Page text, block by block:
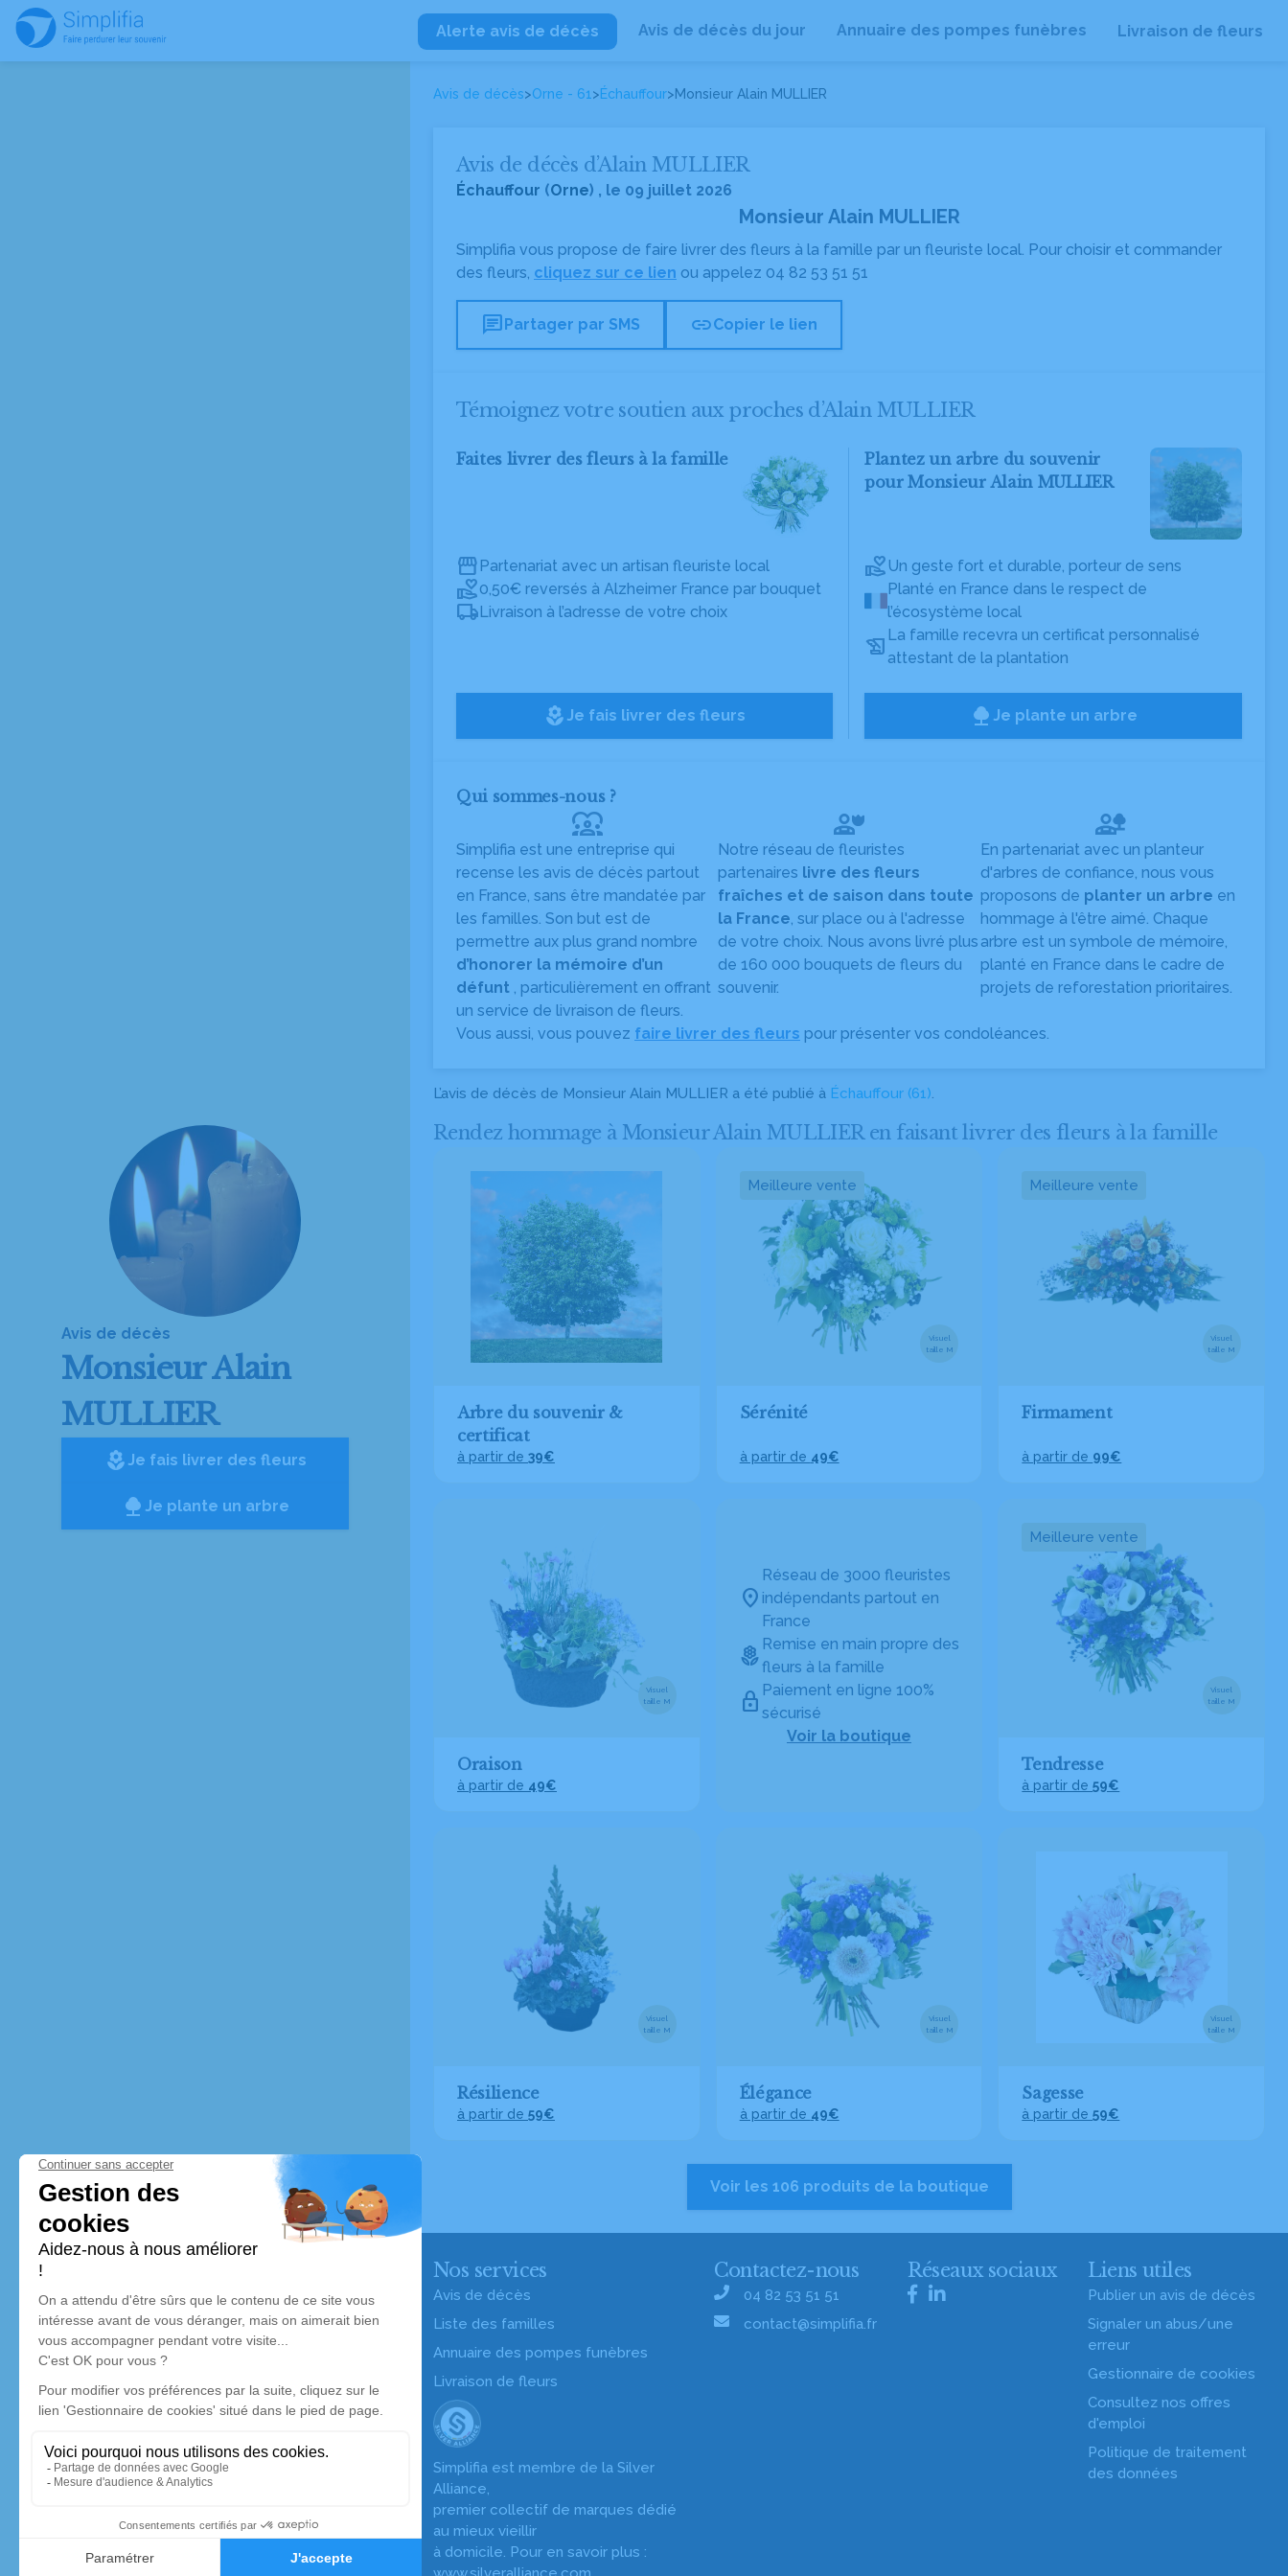
Alerte avis de décès Avis de décès du jour Annuaire des pompes funèbres Livraison de fleurs
Avis de décès
MonsieurAlain
MULLIER
local_florist Je fais livrer des fleurs
Je plante un arbre
Avis de décès>Orne - 61 >Échauffour>Monsieur Alain MULLIER
Avis de décès d’Alain MULLIER
Échauffour (Orne) , le 09 juillet 2026
Monsieur Alain MULLIER
Simplifia vous propose de faire livrer des fleurs à la famille par un fleuriste local. Pour choisir et commander
des fleurs, cliquez sur ce lien ou appelez 04 82 53 51 51
chatPartager par SMS linkCopier le lien
Témoignez votre soutien aux proches d’Alain MULLIER
Faites livrer des fleurs à la famille
Partenariat avec un artisan fleuriste local
0,50€ reversés à Alzheimer France par bouquet
Livraison à l’adresse de votre choix
local_florist Je fais livrer des fleurs
Plantez un arbre du souvenir
pour Monsieur Alain MULLIER
Un geste fort et durable, porteur de sens
Planté en France dans le respect de
l’écosystème local
La famille recevra un certificat personnalisé
attestant de la plantation
Je plante un arbre
Qui sommes-nous ?
diversity_1
Simplifia est une entreprise qui
recense les avis de décès partout
en France, sans être mandatée par
les familles. Son but est de
permettre aux plus grand nombre
d’honorer la mémoire d’un
défunt , particulièrement en offrant
un service de livraison de fleurs.
Notre réseau de fleuristes
partenaires livre des fleurs
fraîches et de saison dans toute
la France, sur place ou à l'adresse
de votre choix. Nous avons livré plus
de 160 000 bouquets de fleurs du
souvenir.
En partenariat avec un planteur
d'arbres de confiance, nous vous
proposons de planter un arbre en
hommage à l'être aimé. Chaque
arbre est un symbole de mémoire,
planté en France dans le cadre de
projets de reforestation prioritaires.
Vous aussi, vous pouvez faire livrer des fleurs pour présenter vos condoléances.
L’avis de décès de Monsieur Alain MULLIER a été publié à Échauffour (61).
Rendez hommage à Monsieur Alain MULLIER en faisant livrer des fleurs à la famille
Réseau de 3000 fleuristes
indépendants partout en
France
Remise en main propre des
fleurs à la famille
Paiement en ligne 100%
sécurisé
Voir la boutique
Arbre du souvenir &
certificat
à partir de 39€
Meilleure vente
Visuel
taille M
Sérénité
à partir de 49€
Meilleure vente
Visuel
taille M
Firmament
à partir de 99€
Visuel
taille M
Oraison
à partir de 49€
Meilleure vente
Visuel
taille M
Tendresse
à partir de59€
Visuel
taille M
Résilience
à partir de 59€
Visuel
taille M
Élégance
à partir de 49€
Visuel
taille M
Sagesse
à partir de59€
Voir les 106 produits de la boutique
Nos services
Avis de décès
Liste des familles
Annuaire des pompes funèbres
Livraison de fleurs
Simplifia est membre de la Silver
Alliance,
premier collectif de marques dédié
au mieux vieillir
à domicile. Pour en savoir plus :
Contactez-nous
04 82 53 51 51
contact@simplifia.fr
Réseaux sociaux Liens utiles
Publier un avis de décès
Signaler un abus/une
erreur
Gestionnaire de cookies
Consultez nos offres
d'emploi
Politique de traitement
des données